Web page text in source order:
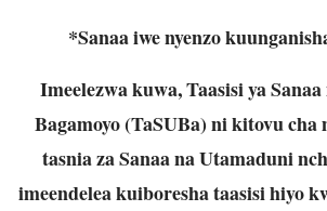
*Sanaa iwe nyenzo
Imeelezwa kuwa, Taasisi ya
Bagamoyo (TaSUBa) ni kitovu
tasnia za Sanaa na Utamaduni
imeendelea kuiboresha taasisi hiyo